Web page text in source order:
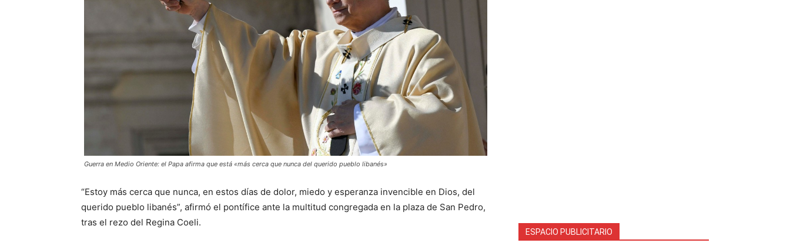
Guerra en Medio Oriente: el Papa afirma que está «más cerca que nunca del querido pueblo libanés»
“Estoy más cerca que nunca, en estos días de dolor, miedo y esperanza invencible en Dios, del
querido pueblo libanés”, afirmó el pontífice ante la multitud congregada en la plaza de San Pedro,
tras el rezo del Regina Coeli.
ESPACIO PUBLICITARIO